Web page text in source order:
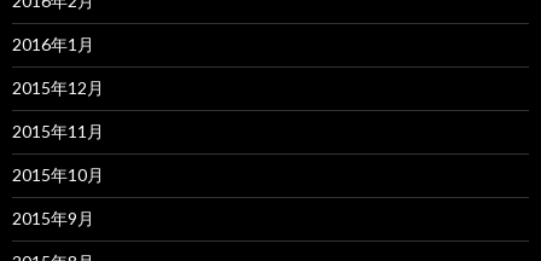
2016年1月
2015年12月
2015年11月
2015年10月
2015年9月